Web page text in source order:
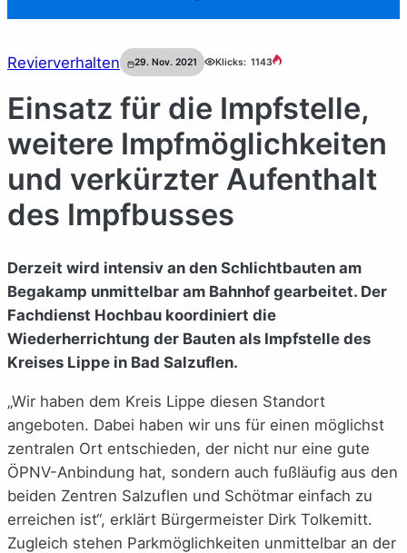
Revierverhalten 29. Nov. 2021 Klicks: 1143
Einsatz für die Impfstelle,
weitere Impfmöglichkeiten
und verkürzter Aufenthalt
des Impfbusses
Derzeit wird intensiv an den Schlichtbauten am
Begakamp unmittelbar am Bahnhof gearbeitet. Der
Fachdienst Hochbau koordiniert die
Wiederherrichtung der Bauten als Impfstelle des
Kreises Lippe in Bad Salzuflen.
„Wir haben dem Kreis Lippe diesen Standort
angeboten. Dabei haben wir uns für einen möglichst
zentralen Ort entschieden, der nicht nur eine gute
ÖPNV-Anbindung hat, sondern auch fußläufig aus den
beiden Zentren Salzuflen und Schötmar einfach zu
erreichen ist“, erklärt Bürgermeister Dirk Tolkemitt.
Zugleich stehen Parkmöglichkeiten unmittelbar an der